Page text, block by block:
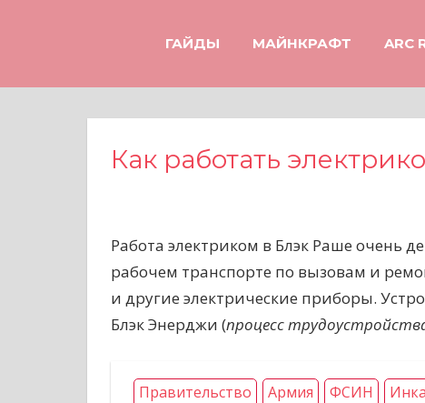
е
ГАЙДЫ МАЙНКРАФТ ARC
Как работать
Работа электриком в Блэк Раше очень
рабочем транспорте по вызовам и
и другие электрические приборы.
Блэк Энерджи (процесс
Правительство Армия ФСИН